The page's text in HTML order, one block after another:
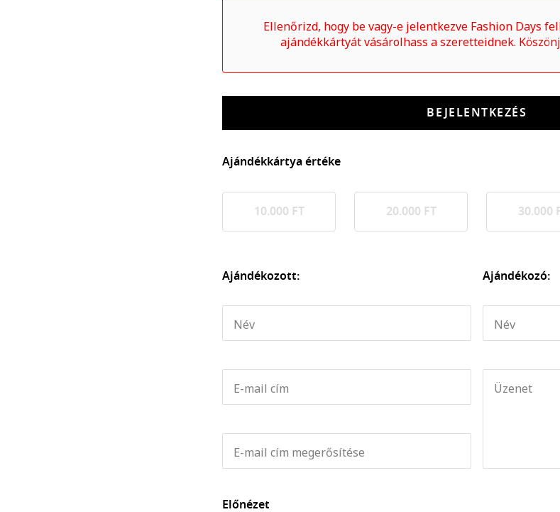
Ellenőrizd, hogy be vagy-e jelentkezve Fashion Days
ajándékkártyát vásárolhass a szeretteidnek.
BEJELENTKEZÉS
Ajándékkártya értéke
10.000 FT 20.000 FT 30.000
Ajándékozott:
Név
E-mail cím
E-mail cím megerősítése
Ajándékozó:
Név
Üzenet
Előnézet